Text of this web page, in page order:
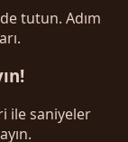
tutun. Adım
ile saniyeler